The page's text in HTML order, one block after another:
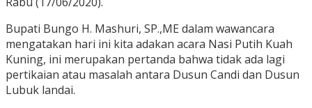
Bupati Bungo H. Mashuri, SP.,ME dalam wawancara
mengatakan hari ini kita adakan acara Nasi Putih Kuah
Kuning, ini merupakan pertanda bahwa tidak ada lagi
pertikaian atau masalah antara Dusun Candi dan Dusun
Lubuk landai.